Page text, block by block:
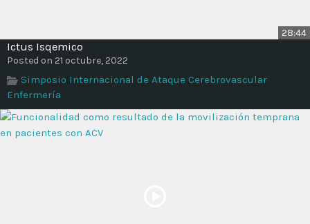
28:44
Ictus Isqemico
Posted on 21 octubre, 2022
Simposio Internacional de Ataque Cerebrovascular
Enfermería